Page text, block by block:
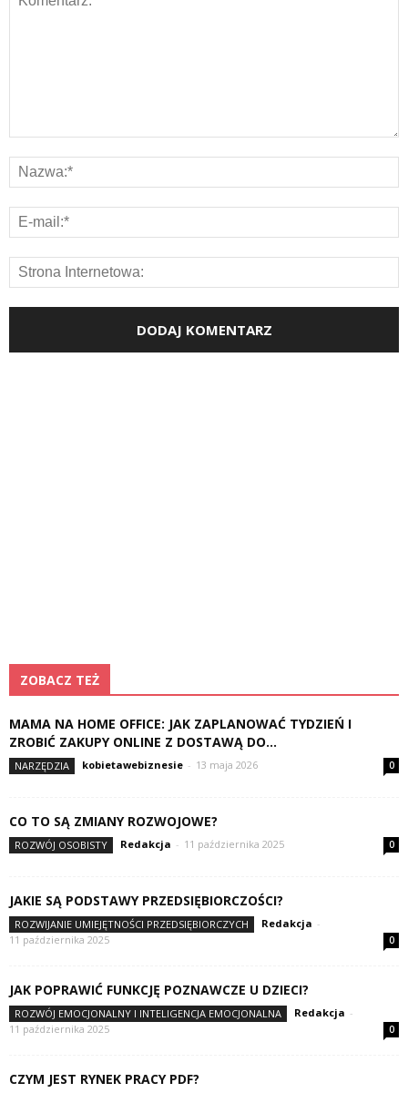
ZOBACZ TEŻ
MAMA NA HOME OFFICE: JAK ZAPLANOWAĆ TYDZIEŃ I
ZROBIĆ ZAKUPY ONLINE Z DOSTAWĄ DO...
NARZĘDZIA kobietawebiznesie - 13 maja 2026 0
CO TO SĄ ZMIANY ROZWOJOWE?
ROZWÓJ OSOBISTY Redakcja - 11 października 2025 0
JAKIE SĄ PODSTAWY PRZEDSIĘBIORCZOŚCI?
ROZWIJANIE UMIEJĘTNOŚCI PRZEDSIĘBIORCZYCH Redakcja -
11 października 2025
0
JAK POPRAWIĆ FUNKCJĘ POZNAWCZE U DZIECI?
ROZWÓJ EMOCJONALNY I INTELIGENCJA EMOCJONALNA Redakcja -
11 października 2025
0
CZYM JEST RYNEK PRACY PDF?